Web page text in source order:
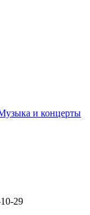
и концерты
29